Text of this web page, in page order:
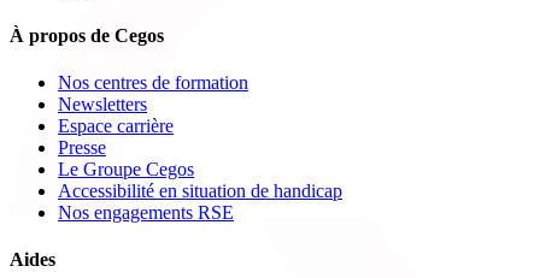
À propos de Cegos
Nos centres de formation
Newsletters
Espace carrière
Presse
Le Groupe Cegos
Accessibilité en situation de handicap
Nos engagements RSE
Aides